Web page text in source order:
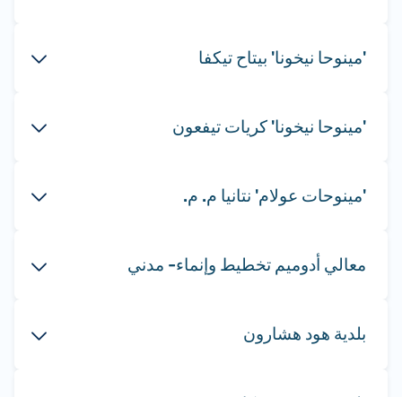
'مينوحا نيخونا' بيتاح تيكفا
'مينوحا نيخونا' كريات تيفعون
'مينوحات عولام' نتانيا م. م.
معالي أدوميم تخطيط وإنماء- مدني
بلدية هود هشارون